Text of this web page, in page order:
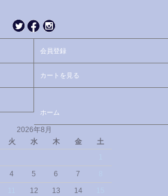
会員登録
カートを見る
ホーム
2026年8月
火 水 木 金
土
4 5 6 7
12 13 14